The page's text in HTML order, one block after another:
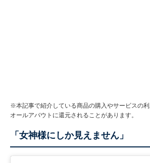
※本記事で紹介している商品の購入やサービスの
オールアバウトに還元されることがあります。
「女神様にしか見えません」